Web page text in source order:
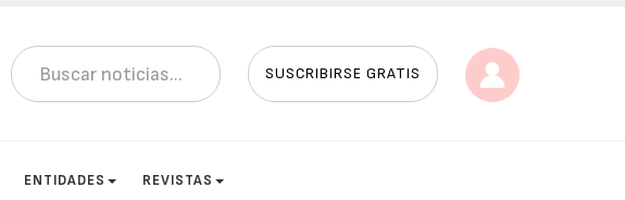
SUSCRIBIRSE GRATIS
ENTIDADES REVISTAS